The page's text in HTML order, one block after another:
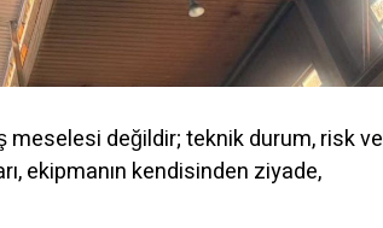
meselesi değildir; teknik durum, risk ve
ekipmanın kendisinden ziyade,